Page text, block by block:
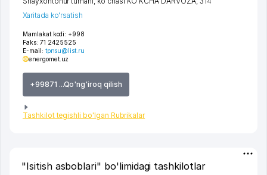
Mamlakat kodi: +998
Faks: 71 2425525
E-mail: tpnsu@list.ru
energomet.uz
+99871 ...Qo'ng'iroq qilish
Tashkilot tegishli bo'lgan Rubrikalar
Xaritada ko'rsatish
"Isitish asboblari" bo'limidagi tashkilotlar